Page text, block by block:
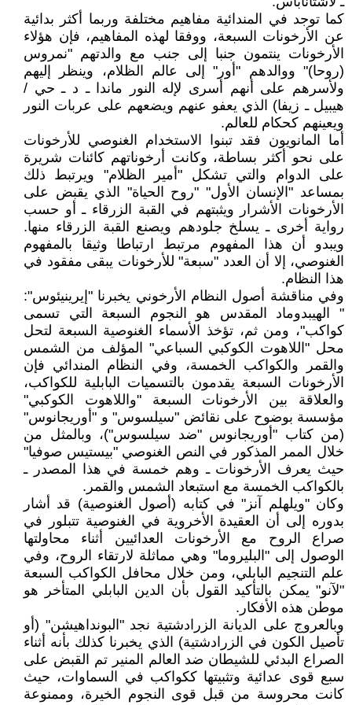
كما توجد في المندائية مفاهيم مختلفة وربما أكثر بدائية
عن الأرخونات السبعة، ووفقا لهذه المفاهيم، فإن هؤلاء
الأرخونات ينتمون جنبا إلى جنب مع والدتهم "نمروس
(روحا)" ووالدهم "أور" إلى عالم الظلام، وينظر إليهم
ولأسرهم على أنهم أسرى لإله النور ماندا ـ د ـ حي /
هيبيل ـ زيفا) الذي يعفو عنهم ويضعهم على عربات النور
ويعينهم كحكام للعالم.
أما المانويون فقد تبنوا الاستخدام الغنوصي للأرخونات
على نحو أكثر بساطة، وكانت أرخوناتهم كائنات شريرة
على الدوام والتي تشكل "أمير الظلام" ويرتبط ذلك
بمساعد "الإنسان الأول" "روح الحياة" الذي يقبض على
الأرخونات الأشرار ويثبتهم في القبة الزرقاء ـ أو حسب
رواية أخرى ـ يسلخ جلودهم ويصنع القبة الزرقاء منها.
ويبدو أن هذا المفهوم مرتبط ارتباطا وثيقا بالمفهوم
الغنوصي، إلا أن العدد "سبعة" للأرخونات يبقى مفقود في
هذا النظام.
وفي مناقشة أصول النظام الأرخوني يخبرنا "إيرينيئوس":
" الهيبدوماد المقدس هو النجوم السبعة التي تسمى
كواكب"، ومن ثم، تؤخذ الأسماء الغنوصية السبعة لتحل
محل "اللاهوت الكوكبي السباعي" المؤلف من الشمس
والقمر والكواكب الخمسة، وفي النظام المندائي فإن
الأرخونات السبعة يقدمون بالتسميات البابلية للكواكب،
والعلاقة بين الأرخونات السبعة "واللاهوت الكوكبي"
مؤسسة بوضوح على نقائض "سيلسوس" و "أوريجانوس"
(من كتاب "أوريجانوس "ضد سيلسوس")، وبالمثل من
خلال الممر المذكور في النص الغنوصي "بيستيس صوفيا"
حيث يعرف الأرخونات ـ وهم خمسة في هذا المصدر ـ
بالكواكب الخمسة مع استبعاد الشمس والقمر.
وكان "ويلهلم آنز" في كتابه (أصول الغنوصية) قد أشار
بدوره إلى أن العقيدة الأخروية في الغنوصية تتبلور في
صراع الروح مع الأرخونات العدائيين أثناء محاولتها
الوصول إلى "البليروما" وهي مماثلة لارتقاء الروح، وفي
علم التنجيم البابلي، ومن خلال محافل الكواكب السبعة
"لآنو" يمكن بالتأكيد القول بأن الدين البابلي المتأخر هو
موطن هذه الأفكار.
وبالعروج على الديانة الزرادشتية نجد "البونداهيشن" (أو
تأصيل الكون في الزرادشتية) الذي يخبرنا كذلك بأنه أثناء
الصراع البدئي للشيطان ضد العالم المنير تم القبض على
سبع قوى عدائية وتثبيتها ككواكب في السماوات، حيث
كانت محروسة من قبل قوى النجوم الخيرة، وممنوعة